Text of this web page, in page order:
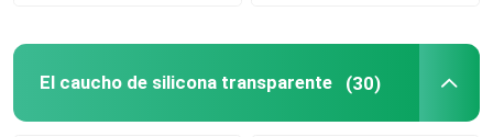
El caucho de silicona transparente (30)